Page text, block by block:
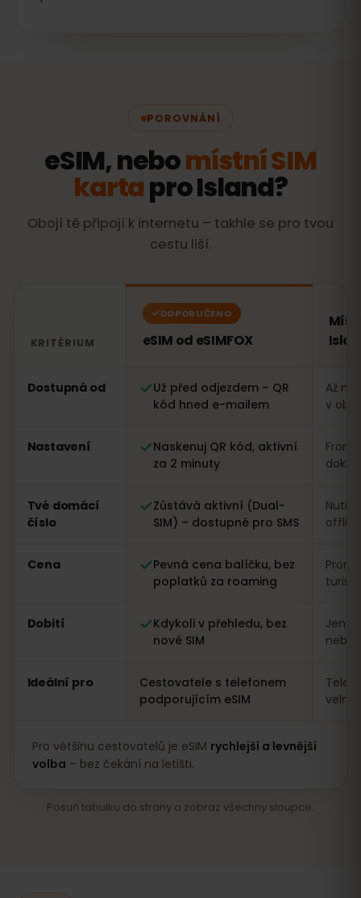
POROVNÁNÍ
eSIM, nebomístní SIM
kartapro Island?
Obojí tě připojí k internetu – takhle se pro tvou
cestu liší.
KRITÉRIUM
DOPORUČENO
eSIM od eSIMFOX
Dostupná od
Už před odjezdem – QR
kód hned e-mailem
Až
v
Nastavení
Naskenuj QR kód, aktivní
za 2 minuty
Tvé domácí
číslo
Zůstává aktivní (Dual-
SIM) – dostupné pro SMS
offline
Cena
Pevná cena balíčku, bez
poplatků za roaming
Dobití
Kdykoli v přehledu, bez
nové SIM
Jen
nebo
Ideální pro
Cestovatele s telefonem
podporujícím eSIM
velmi
Pro většinu cestovatelů je eSIM rychlejší a levnější
volba – bez čekání na letišti.
Posuň tabulku do strany a zobraz všechny sloupce.